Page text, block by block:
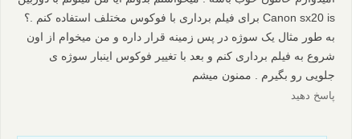
Canon sx20 is برای فیلم برداری با فوکوس مختلف استفاده کنم .؟
به طور مثال یک سوژه در پس زمینه قرار داره و من میخوام از اون
شروع به فیلم برداری کنم و بعد با تغییر فوکوس اینبار سوژه ی
جلویی رو بگیرم . ممنون میشم
پاسخ دهید